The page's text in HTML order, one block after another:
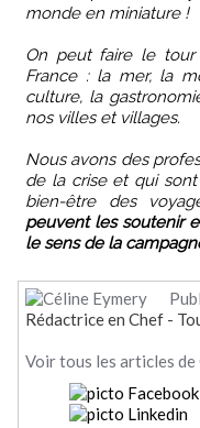
monde en miniature !
On peut faire le
France : la mer, la
culture, la
nos villes et villages.
Nous avons des
de la crise et qui
bien-être des
peuvent les soutenir
le sens de la
Rédactrice en Chef -
Voir tous les articles de